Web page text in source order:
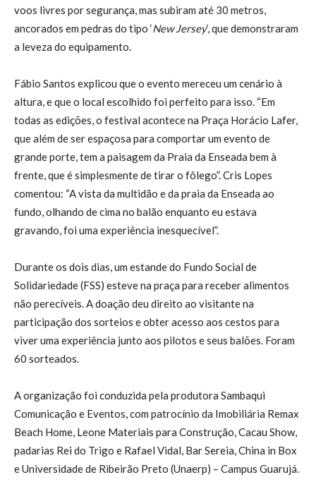
voos livres por segurança, mas subiram até 30 metros,
ancorados em pedras do tipo ‘New Jersey‘, que demonstraram
a leveza do equipamento.
Fábio Santos explicou que o evento mereceu um cenário à
altura, e que o local escolhido foi perfeito para isso. “Em
todas as edições, o festival acontece na Praça Horácio Lafer,
que além de ser espaçosa para comportar um evento de
grande porte, tem a paisagem da Praia da Enseada bem à
frente, que é simplesmente de tirar o fôlego”. Cris Lopes
comentou: “A vista da multidão e da praia da Enseada ao
fundo, olhando de cima no balão enquanto eu estava
gravando, foi uma experiência inesquecível”.
Durante os dois dias, um estande do Fundo Social de
Solidariedade (FSS) esteve na praça para receber alimentos
não perecíveis. A doação deu direito ao visitante na
participação dos sorteios e obter acesso aos cestos para
viver uma experiência junto aos pilotos e seus balões. Foram
60 sorteados.
A organização foi conduzida pela produtora Sambaqui
Comunicação e Eventos, com patrocínio da Imobiliária Remax
Beach Home, Leone Materiais para Construção, Cacau Show,
padarias Rei do Trigo e Rafael Vidal, Bar Sereia, China in Box
e Universidade de Ribeirão Preto (Unaerp) – Campus Guarujá.